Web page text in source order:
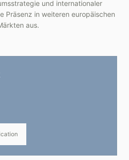
und internationaler
Präsenz in weiteren europäischen
aus.